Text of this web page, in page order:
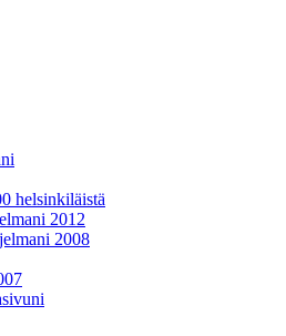
helsinkiläistä
2012
2008